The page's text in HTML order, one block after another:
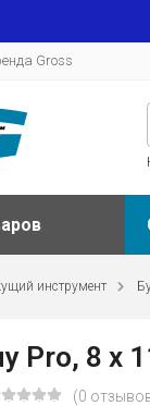
Gross
инструмент
Pro, 8 x
(0